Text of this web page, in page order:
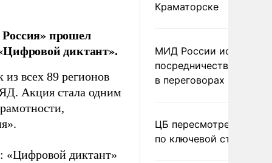
прошел
диктант».
всех 89 регионов
Акция стала одним
«Цифровой диктант»
Краматорске
МИД России исключил
посредничество
в переговорах по
ЦБ пересмотрел
по ключевой ставке